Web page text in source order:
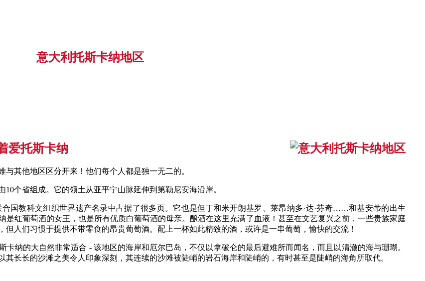
意大利托斯卡纳地区
爱托斯卡纳
其他地区区分开来！他们每个人都是独一无二的。
个省组成。它的领土从亚平宁山脉延伸到第勒尼安海沿岸。
国教科文组织世界遗产名录中占据了很多页。它也是但丁和米开朗基罗、莱昂纳多·达·芬奇……和基安蒂的出生
红葡萄酒的女王，也是所有优质白葡萄酒的母亲。酿酒在这里充满了血液！甚至在文艺复兴之前，一些贵族家庭
人们习惯于提供不带零食的昂贵葡萄酒。配上一杯如此精致的酒，或许是一串葡萄，愉快的交流！
纳的大自然非常适合 - 该地区的海岸和厄尔巴岛，不仅以拿破仑的最后避难所而闻名，而且以清澈的海与珊瑚。
长长的沙滩之美令人印象深刻，其连续的沙滩被陡峭的岩石海岸和陡峭的，有时甚至是陡峭的海角所取代。